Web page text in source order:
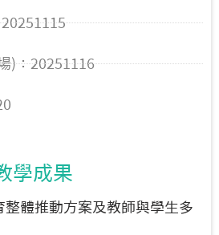
)：20251116
學成果
整體推動方案及教師與學生多